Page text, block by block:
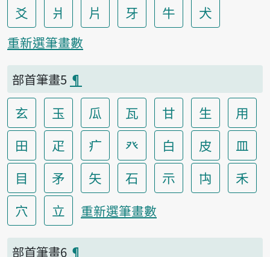
爻
爿 片 牙 牛 犬
重新選筆畫數
部首筆畫5 ¶
玄 玉 瓜 瓦 甘 生
用
田
疋 疒 癶 白 皮
皿
目
矛 矢 石 示 禸
禾
穴
立 重新選筆畫數
部首筆畫6 ¶